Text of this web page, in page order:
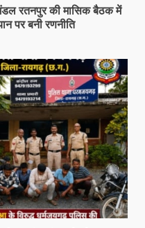
मंडल रतनपुर की मासिक बैठक में
पर बनी रणनीति